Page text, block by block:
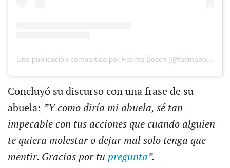
Concluyó su discurso con una frase de su
abuela: ”Y como diría mi abuela, sé tan
impecable con tus acciones que cuando alguien
te quiera molestar o dejar mal solo tenga que
mentir. Gracias por tu pregunta”.